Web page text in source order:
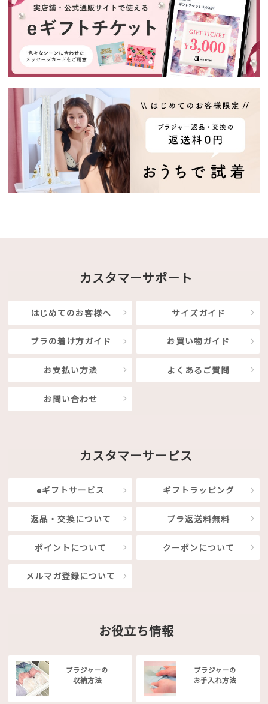
カスタマーサポート
はじめてのお客様へ サイズガイド
ブラの着け方ガイド お買い物ガイド
お支払い方法 よくあるご質問
お問い合わせ
カスタマーサービス
eギフトサービス ギフトラッピング
返品・交換について ブラ返送料無料
ポイントについて クーポンについて
メルマガ登録について
お役立ち情報
ブラジャーの
収納方法
ブラジャーの
お手入れ方法